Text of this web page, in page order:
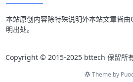
本站原创内容除特殊说明外本站文章皆由
明出处。
Copyright © 2015-2025 bttech 保留所
Theme by